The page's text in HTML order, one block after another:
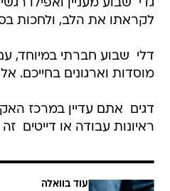
גדי  שבוע מעניין ואפילו
לקראתו את הלב, ולחכות
דלי  שבוע חברתי
מוסדות וארגונים בחייכם.
דגים  אתם עדיין במרכז
ראיונות עבודה או דייטים 
עוד בוואלה